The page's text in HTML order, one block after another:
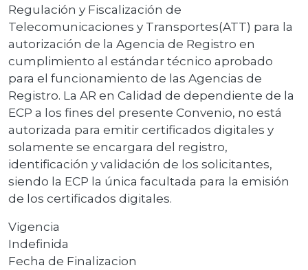
Regulación y Fiscalización de
Telecomunicaciones y Transportes(ATT) para la
autorización de la Agencia de Registro en
cumplimiento al estándar técnico aprobado
para el funcionamiento de las Agencias de
Registro. La AR en Calidad de dependiente de la
ECP a los fines del presente Convenio, no está
autorizada para emitir certificados digitales y
solamente se encargara del registro,
identificación y validación de los solicitantes,
siendo la ECP la única facultada para la emisión
de los certificados digitales.
Vigencia
Indefinida
Fecha de Finalizacion